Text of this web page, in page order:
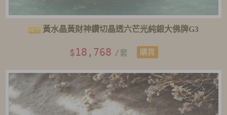
黃水晶黃財神鑽切晶透六芒光純銀大佛牌G3
$18,768 /套 購買